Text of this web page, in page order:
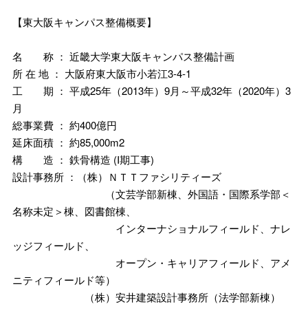
【東大阪キャンパス整備概要】
名 称 ： 近畿大学東大阪キャンパス整備計画
所 在 地 ： 大阪府東大阪市小若江3-4-1
工 期 ： 平成25年（2013年）9月～平成32年（2020年）3
月
総事業費 ： 約400億円
延床面積 ： 約85,000m2
構 造 ： 鉄骨構造 (I期工事)
設計事務所 ：（株）ＮＴＴファシリティーズ
（文芸学部新棟、外国語・国際系学部＜
名称未定＞棟、図書館棟、
インターナショナルフィールド、ナレ
ッジフィールド、
オープン・キャリアフィールド、アメ
ニティフィールド等）
（株）安井建築設計事務所（法学部新棟）